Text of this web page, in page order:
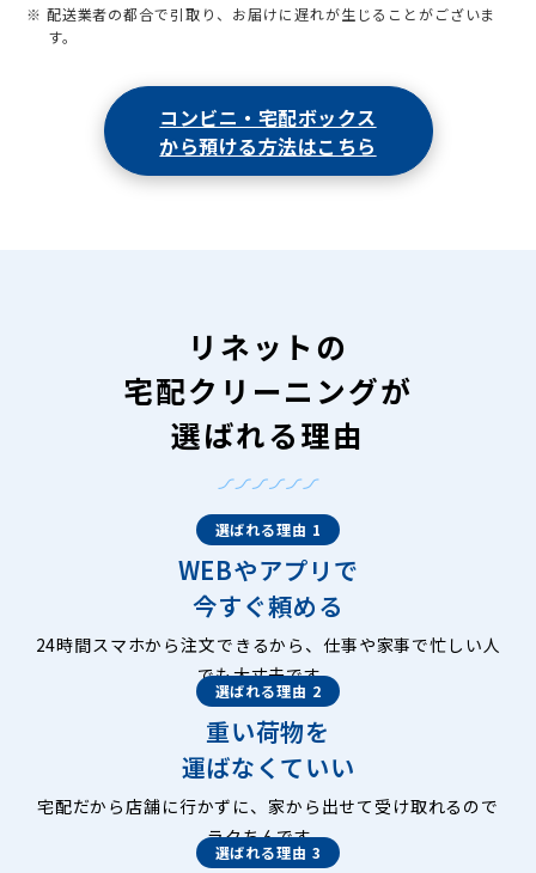
※ 配送業者の都合で引取り、お届けに遅れが生じることがございま
す。
コンビニ・宅配ボックス
から預ける方法はこちら
リネットの
宅配クリーニングが
選ばれる理由
選ばれる理由 1
WEBやアプリで
今すぐ頼める
24時間スマホから注文できるから、仕事や家事で忙しい人
でも大丈夫です。
選ばれる理由 2
重い荷物を
運ばなくていい
宅配だから店舗に行かずに、家から出せて受け取れるので
ラクちんです。
選ばれる理由 3